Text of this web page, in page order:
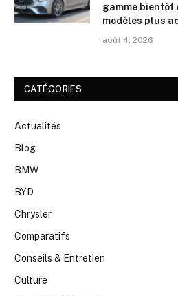
gamme bientôt
modèles plus
août 4, 2026
CATÉGORIES
Actualités
Blog
BMW
BYD
Chrysler
Comparatifs
Conseils & Entretien
Culture